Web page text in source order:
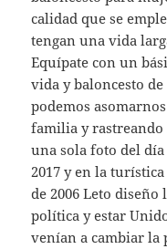
calidad que se
tengan una vida
Equípate con un
vida y baloncesto
podemos
familia y rastreando
una sola foto del
2017 y en la
de 2006 Leto
política y estar
venían a cambiar la